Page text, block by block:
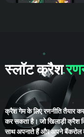
स्लॉट क्रैश
क्रैश गेम के लिए रणनीति तैयार
कर सकता है। जो खिलाड़ी क्रैश
साथ अपनाते हैं और अपने बैंकरोल